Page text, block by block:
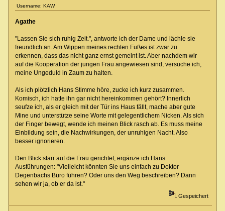
Username: KAW
Agathe
"Lassen Sie sich ruhig Zeit.", antworte ich der Dame und lächle sie
freundlich an. Am Wippen meines rechten Fußes ist zwar zu
erkennen, dass das nicht ganz ernst gemeint ist. Aber nachdem wir
auf die Kooperation der jungen Frau angewiesen sind, versuche ich,
meine Ungeduld in Zaum zu halten.
Als ich plötzlich Hans Stimme höre, zucke ich kurz zusammen.
Komisch, ich hatte ihn gar nicht hereinkommen gehört? Innerlich
seufze ich, als er gleich mit der Tür ins Haus fällt, mache aber gute
Mine und unterstütze seine Worte mit gelegentlichem Nicken. Als sich
der Finger bewegt, wende ich meinen Blick rasch ab. Es muss meine
Einbildung sein, die Nachwirkungen, der unruhigen Nacht. Also
besser ignorieren.
Den Blick starr auf die Frau gerichtet, ergänze ich Hans
Ausführungen: "Vielleicht könnten Sie uns einfach zu Doktor
Degenbachs Büro führen? Oder uns den Weg beschreiben? Dann
sehen wir ja, ob er da ist."
Gespeichert